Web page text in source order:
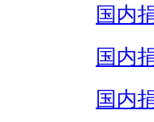
国内
国内
国内